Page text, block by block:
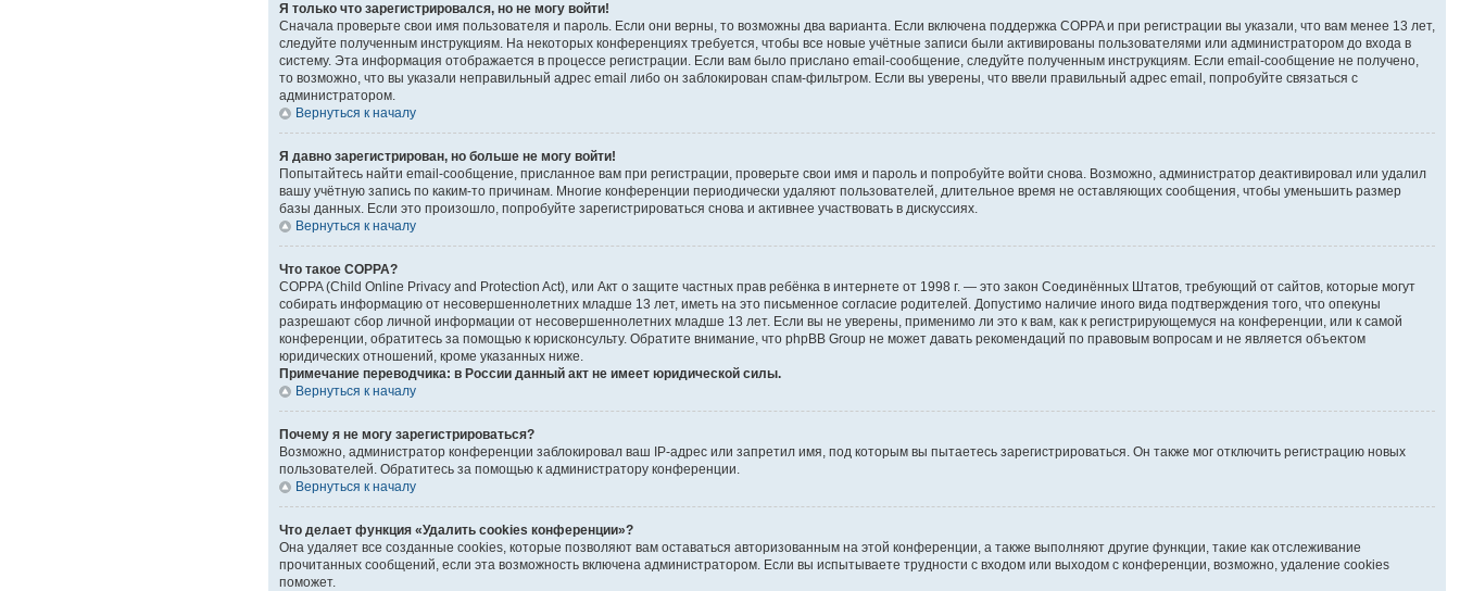
Я только что зарегистрировался, но не могу войти!
Сначала проверьте свои имя пользователя и пароль. Если они верны, то возможны два варианта. Если включена поддержка COPPA и при регистрации вы указали, что вам менее 13 лет,
следуйте полученным инструкциям. На некоторых конференциях требуется, чтобы все новые учётные записи были активированы пользователями или администратором до входа в
систему. Эта информация отображается в процессе регистрации. Если вам было прислано email-сообщение, следуйте полученным инструкциям. Если email-сообщение не получено,
то возможно, что вы указали неправильный адрес email либо он заблокирован спам-фильтром. Если вы уверены, что ввели правильный адрес email, попробуйте связаться с
администратором.
Вернуться к началу
Я давно зарегистрирован, но больше не могу войти!
Попытайтесь найти email-сообщение, присланное вам при регистрации, проверьте свои имя и пароль и попробуйте войти снова. Возможно, администратор деактивировал или удалил
вашу учётную запись по каким-то причинам. Многие конференции периодически удаляют пользователей, длительное время не оставляющих сообщения, чтобы уменьшить размер
базы данных. Если это произошло, попробуйте зарегистрироваться снова и активнее участвовать в дискуссиях.
Вернуться к началу
Что такое COPPA?
COPPA (Child Online Privacy and Protection Act), или Акт о защите частных прав ребёнка в интернете от 1998 г. — это закон Соединённых Штатов, требующий от сайтов, которые могут
собирать информацию от несовершеннолетних младше 13 лет, иметь на это письменное согласие родителей. Допустимо наличие иного вида подтверждения того, что опекуны
разрешают сбор личной информации от несовершеннолетних младше 13 лет. Если вы не уверены, применимо ли это к вам, как к регистрирующемуся на конференции, или к самой
конференции, обратитесь за помощью к юрисконсульту. Обратите внимание, что phpBB Group не может давать рекомендаций по правовым вопросам и не является объектом
юридических отношений, кроме указанных ниже.
Примечание переводчика: в России данный акт не имеет юридической силы.
Вернуться к началу
Почему я не могу зарегистрироваться?
Возможно, администратор конференции заблокировал ваш IP-адрес или запретил имя, под которым вы пытаетесь зарегистрироваться. Он также мог отключить регистрацию новых
пользователей. Обратитесь за помощью к администратору конференции.
Вернуться к началу
Что делает функция «Удалить cookies конференции»?
Она удаляет все созданные cookies, которые позволяют вам оставаться авторизованным на этой конференции, а также выполняют другие функции, такие как отслеживание
прочитанных сообщений, если эта возможность включена администратором. Если вы испытываете трудности с входом или выходом с конференции, возможно, удаление cookies
поможет.